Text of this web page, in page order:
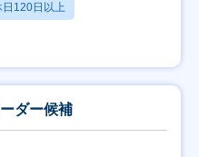
日120日以上
ダー候補